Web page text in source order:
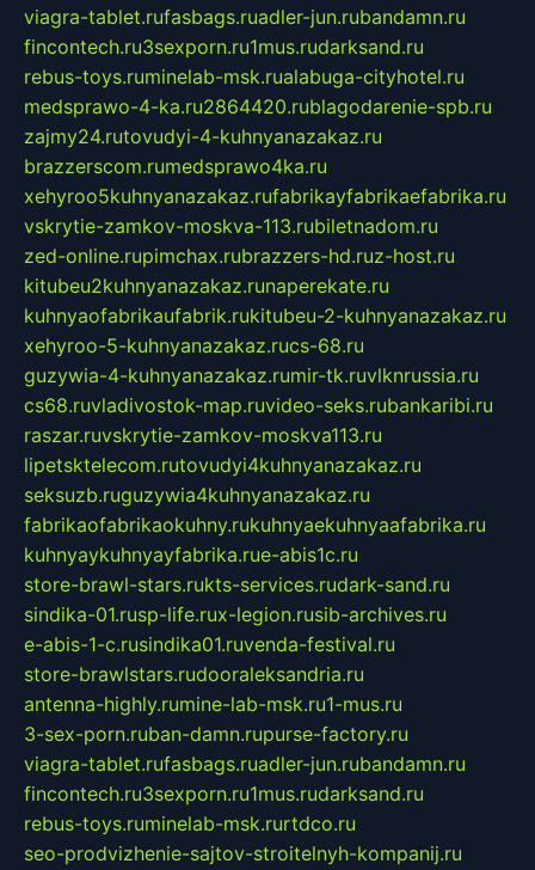
viagra-tablet.rufasbags.ruadler-jun.rubandamn.ru
fincontech.ru3sexporn.ru1mus.rudarksand.ru
rebus-toys.ruminelab-msk.rualabuga-cityhotel.ru
medsprawo-4-ka.ru2864420.rublagodarenie-spb.ru
zajmy24.rutovudyi-4-kuhnyanazakaz.ru
brazzerscom.rumedsprawo4ka.ru
xehyroo5kuhnyanazakaz.rufabrikayfabrikaefabrika.ru
vskrytie-zamkov-moskva-113.rubiletnadom.ru
zed-online.rupimchax.rubrazzers-hd.ruz-host.ru
kitubeu2kuhnyanazakaz.runaperekate.ru
kuhnyaofabrikaufabrik.rukitubeu-2-kuhnyanazakaz.ru
xehyroo-5-kuhnyanazakaz.rucs-68.ru
guzywia-4-kuhnyanazakaz.rumir-tk.ruvlknrussia.ru
cs68.ruvladivostok-map.ruvideo-seks.rubankaribi.ru
raszar.ruvskrytie-zamkov-moskva113.ru
lipetsktelecom.rutovudyi4kuhnyanazakaz.ru
seksuzb.ruguzywia4kuhnyanazakaz.ru
fabrikaofabrikaokuhny.rukuhnyaekuhnyaafabrika.ru
kuhnyaykuhnyayfabrika.rue-abis1c.ru
store-brawl-stars.rukts-services.rudark-sand.ru
sindika-01.rusp-life.rux-legion.rusib-archives.ru
e-abis-1-c.rusindika01.ruvenda-festival.ru
store-brawlstars.rudooraleksandria.ru
antenna-highly.rumine-lab-msk.ru1-mus.ru
3-sex-porn.ruban-damn.rupurse-factory.ru
viagra-tablet.rufasbags.ruadler-jun.rubandamn.ru
fincontech.ru3sexporn.ru1mus.rudarksand.ru
rebus-toys.ruminelab-msk.rurtdco.ru
seo-prodvizhenie-sajtov-stroitelnyh-kompanij.ru